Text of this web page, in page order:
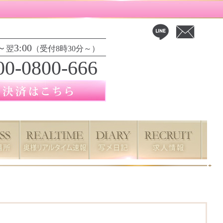
翌3:00（受付8時30分～）
0800-666